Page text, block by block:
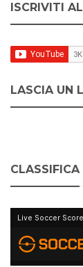
ISCRIVITI
LASCIA UN
CLASSIFICA